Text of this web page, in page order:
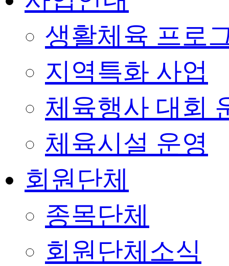
생활체육 프로
지역특화 사업
체육행사 대회
체육시설 운영
회원단체
종목단체
회원단체소식